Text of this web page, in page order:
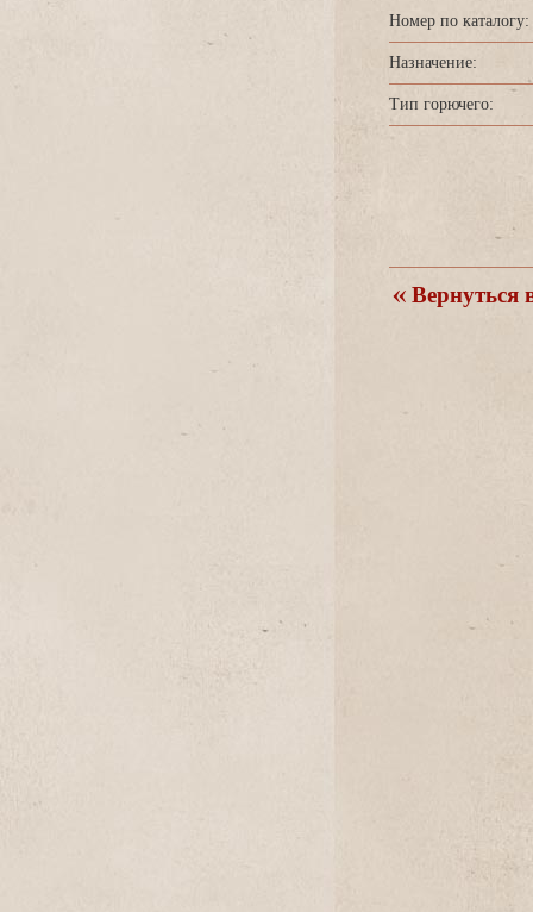
Номер по каталогу:
Назначение:
Тип горючего:
ернуться